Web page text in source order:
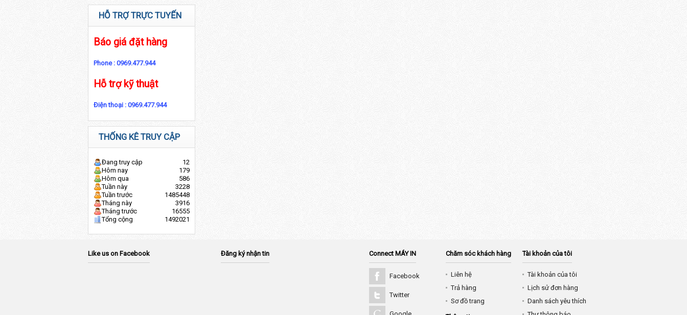
HỖ TRỢ TRỰC TUYẾN
Báo giá đặt hàng
Phone : 0969.477.944
Hỗ trợ kỹ thuật
Điện thoại : 0969.477.944
THỐNG KÊ TRUY CẬP
Đang truy cập
12
Hôm nay
179
Hôm qua
586
Tuần này
3228
Tuần trước
1485448
Tháng này
3916
Tháng trước
16555
Tổng cộng
1492021
Like us on Facebook Đăng ký nhận tin Connect MÁY IN
Facebook
Twitter
Chăm sóc khách hàng
Liên hệ
Trả hàng
Sơ đồ trang
Tài khoản của tôi
Tài khoản của tôi
Lịch sử đơn hàng
Danh sách yêu thích